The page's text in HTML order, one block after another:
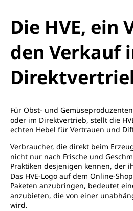
Die HVE, ein
den Verkauf
Für Obst- und
oder im Direktvertrieb, stellt die
echten Hebel für Vertrauen und
Verbraucher, die direkt beim
nicht nur nach Frische und
Praktiken desjenigen kennen, der
Das HVE-Logo auf dem Online-
Paketen anzubringen, bedeutet
anzubieten, die von einer
wird.